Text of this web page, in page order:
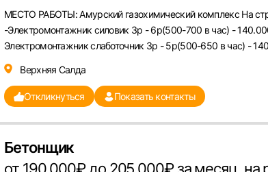
МЕСТО РАБОТЫ: Амурский газохимический комплекс На
-Электромонтажник силовик 3р - 6р(500-700 в час) -
Электромонтажник слаботочник 3р - 5р(500-650 в час) -
Верхняя Салда
Откликнуться Показать контакты
Бетонщик